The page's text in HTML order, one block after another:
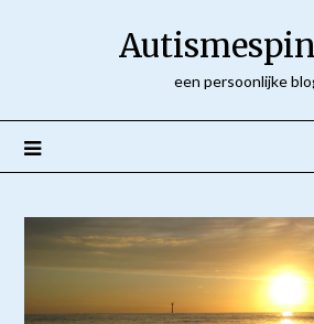
een persoonlijke